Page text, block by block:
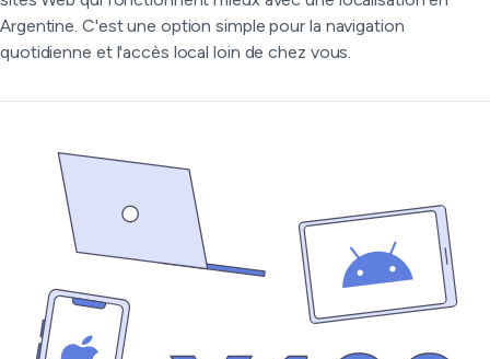
Argentine. C'est une option simple pour la navigation
quotidienne et l'accès local loin de chez vous.